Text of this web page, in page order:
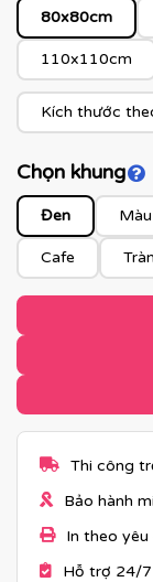
80x80cm
110x110cm
Kích thước
Chọn khung
Đen
Cafe
Thi công
Bảo hành
In theo
Hỗ trợ 24/7